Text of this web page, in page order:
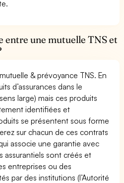
entre une mutuelle TNS et
& prévoyance TNS. En
d’assurances dans le
large) mais ces produits
identifiées et
se présentent sous forme
sur chacun de ces contrats
associe une garantie avec
assurantiels sont créés et
entreprises ou des
par des institutions (l’Autorité